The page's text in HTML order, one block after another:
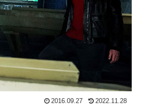
2016.09.27 2022.11.28